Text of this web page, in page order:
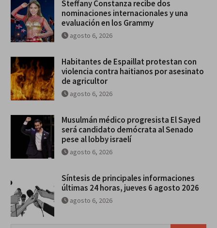
Steffany Constanza recibe dos
nominaciones internacionales y una
evaluación en los Grammy
agosto 6, 2026
Habitantes de Espaillat protestan con
violencia contra haitianos por asesinato
de agricultor
agosto 6, 2026
Musulmán médico progresista El Sayed
será candidato demócrata al Senado
pese al lobby israelí
agosto 6, 2026
Síntesis de principales informaciones
últimas 24 horas, jueves 6 agosto 2026
agosto 6, 2026